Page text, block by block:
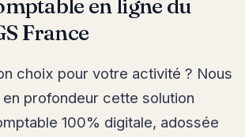
en ligne du
France
choix pour votre activité ? Nous
en profondeur cette solution
100% digitale, adossée